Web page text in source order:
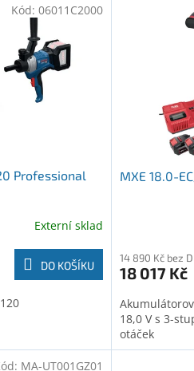
Professional
Externí sklad
DO KOŠÍKU
Kód: 06011C2000
MXE 18.0-
14 890 Kč bez
18 017 Kč
18,0 V s 3-
otáček
MA-UT001GZ01